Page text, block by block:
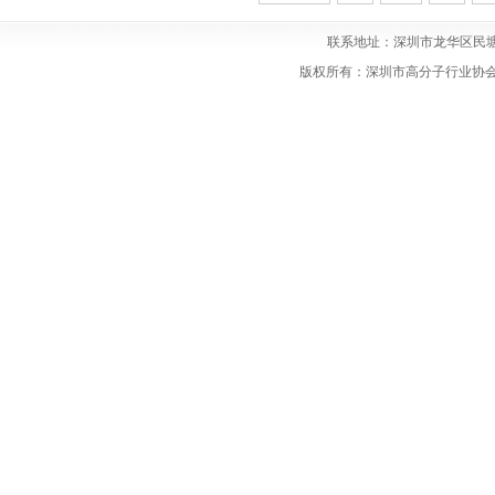
联系地址：深圳市龙华区民
版权所有：深圳市高分子行业协